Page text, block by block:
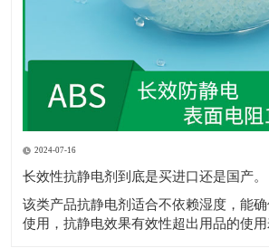
2024-07-16
长效性抗静电剂到底是买进口还是国产。
该类产品抗静电剂​适合不依赖湿度，能
使用，抗静电效果有效性超出用品的使